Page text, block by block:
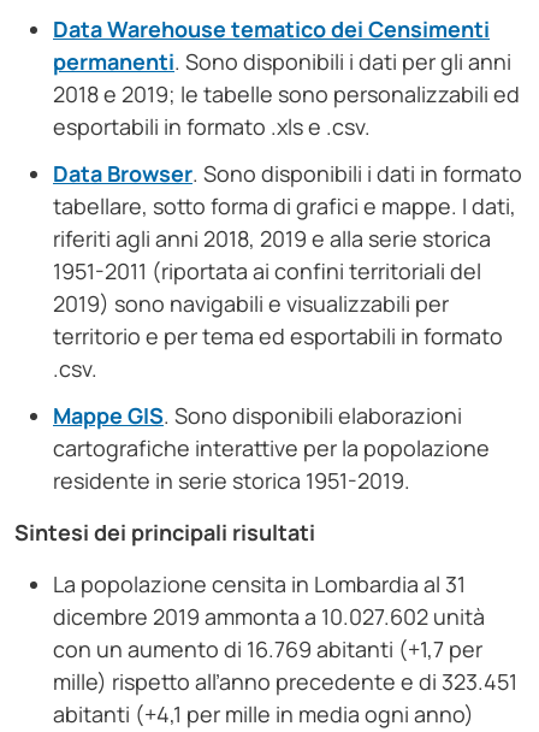
Data Warehouse tematico dei Censimenti
permanenti. Sono disponibili i dati per gli anni
2018 e 2019; le tabelle sono personalizzabili ed
esportabili in formato .xls e .csv.
Data Browser. Sono disponibili i dati in formato
tabellare, sotto forma di grafici e mappe. I dati,
riferiti agli anni 2018, 2019 e alla serie storica
1951-2011 (riportata ai confini territoriali del
2019) sono navigabili e visualizzabili per
territorio e per tema ed esportabili in formato
.csv.
Mappe GIS. Sono disponibili elaborazioni
cartografiche interattive per la popolazione
residente in serie storica 1951-2019.
Sintesi dei principali risultati
La popolazione censita in Lombardia al 31
dicembre 2019 ammonta a 10.027.602 unità
con un aumento di 16.769 abitanti (+1,7 per
mille) rispetto all’anno precedente e di 323.451
abitanti (+4,1 per mille in media ogni anno)